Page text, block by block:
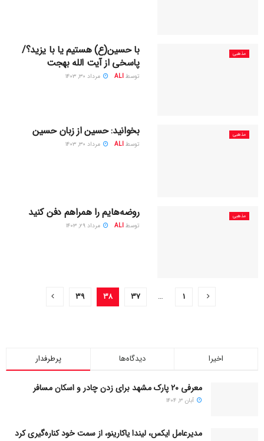
مذهبی
با حسین(ع) هستیم یا با یزید؟/
پاسخی از آیت الله بهجت
توسط ALI مرداد ۳۰, ۱۴۰۳
مذهبی بخوانید: حسین از زبان حسین
توسط ALI مرداد ۳۰, ۱۴۰۳
مذهبی روضه‌هایم را همراهم دفن کنید
توسط ALI مرداد ۲۹, ۱۴۰۳
… ۳۷ ۳۸ ۳۹
پرطرفدار دیدگاه‌ها اخیرا
معرفی ۲۰ پارک مشهد برای زدن چادر و اسکان مسافر
آبان ۳, ۱۴۰۴
مدیرعامل ایکس، لیندا یاکارینو، از سمت خود کناره‌گیری کرد